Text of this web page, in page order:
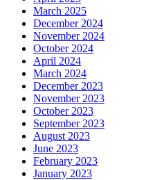
March 2025
December 2024
November 2024
October 2024
April 2024
March 2024
December 2023
November 2023
October 2023
September 2023
August 2023
June 2023
February 2023
January 2023